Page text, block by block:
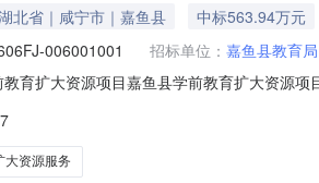
北省｜咸宁市｜嘉鱼县
中标563.94万元
006001001 招标单位： 嘉鱼县教育局
育扩大资源项目嘉鱼县学前教育扩大资源
年07月14日在湖北省电子招标投标交易
大资源服务